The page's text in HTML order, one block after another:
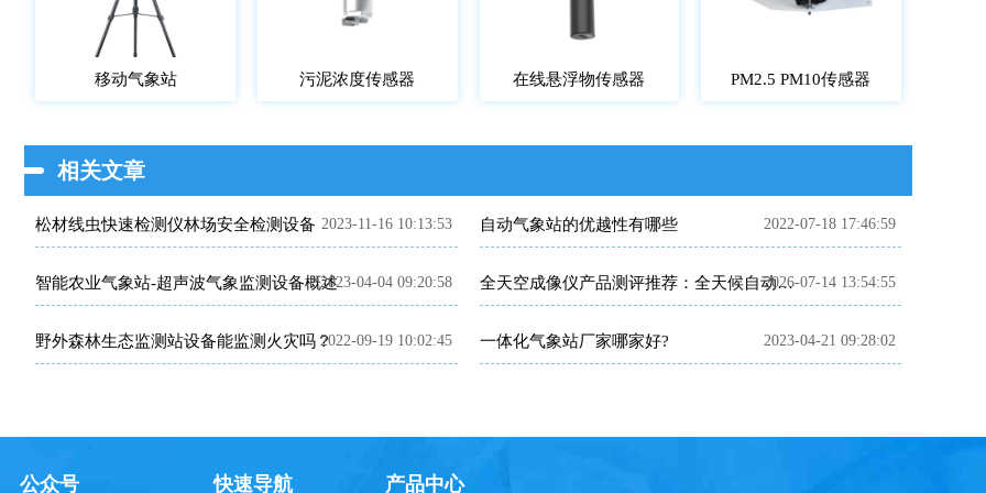
移动气象站 污泥浓度传感器 在线悬浮物传感器 PM2.5 PM10传感器
相关文章
松材线虫快速检测仪林场安全检测设备 2023-11-16 10:13:53 自动气象站的优越性有哪些 2022-07-18 17:46:59
智能农业气象站-超声波气象监测设备概述2023-04-04 09:20:58 全天空成像仪产品测评推荐：全天候自动完成云量云状标准化观测
2026-07-14 13:54:55
野外森林生态监测站设备能监测火灾吗？2022-09-19 10:02:45 一体化气象站厂家哪家好? 2023-04-21 09:28:02
公众号 快速导航 产品中心